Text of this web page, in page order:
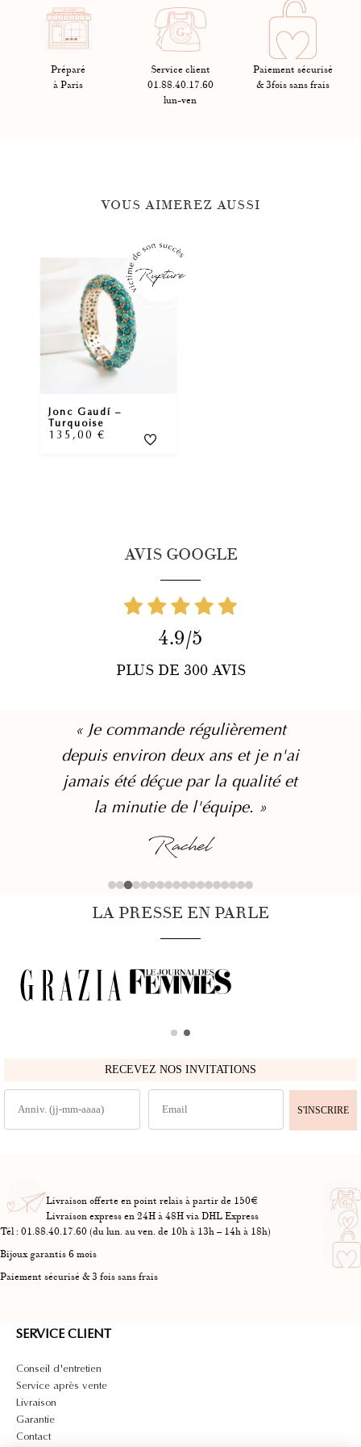
des produits est due à un motif imputable à Graazie.
Préparé
à Paris
Service client
01.88.40.17.60
lun-ven
Paiement sécurisé
& 3fois sans frais
VOUS AIMEREZ AUSSI
Jonc Gaudí –
Turquoise
135,00€
AVIS GOOGLE
4.9/5
PLUS DE 300 AVIS
« Je commande régulièrement
depuis environ deux ans et je n'ai
jamais été déçue par la qualité et
la minutie de l'équipe. »
Rachel
LA PRESSE EN PARLE
RECEVEZ NOS INVITATIONS
S'INSCRIRE
Livraison offerte en point relais à partir de 150€
Livraison express en 24H à 48H via DHL Express
Tél : 01.88.40.17.60 (du lun. au ven. de 10h à 13h – 14h à 18h)
Bijoux garantis 6 mois
Paiement sécurisé & 3 fois sans frais
SERVICE CLIENT
Conseil d'entretien
Service après vente
Livraison
Garantie
Contact